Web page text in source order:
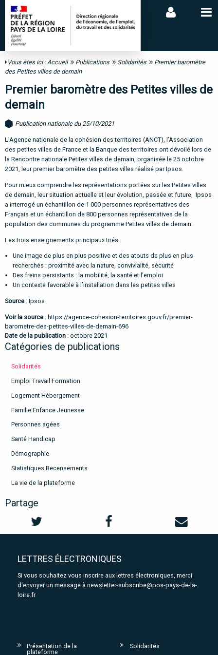
Vous êtes ici :Accueil Publications Solidarités
Premier baromètre
des Petites villes de demain
Premier baromètre des Petites villes de
demain
Publication nationale du 25/10/2021
L’Agence nationale de la cohésion des territoires (ANCT), l’Association
des petites villes de France et la Banque des territoires ont dévoilé lors de
la Rencontre nationale Petites villes de demain, organisée le 25 octobre
2021, leur premier baromètre des petites villes réalisé par Ipsos.
Pour mieux comprendre les représentations portées sur les Petites villes
de demain, leur situation actuelle et leur évolution, passée et future, Ipsos
a interrogé un échantillon de 1 000 personnes représentatives des
Français et un échantillon de 800 personnes représentatives de la
population des communes du programme Petites villes de demain.
Les trois enseignements principaux tirés :
Une image de plus en plus positive et des atouts de plus en plus
recherchés : proximité avec la nature, convivialité, sécurité
Des freins persistants : la mobilité, la santé et l’emploi
Un contexte favorable à l’installation dans les petites villes
Source : Ipsos
Voir la source : https://agence-cohesion-territoires.gouv.fr/premier-
barometre-des-petites-villes-de-demain-696
Date de la publication : octobre 2021
Catégories de publications
Solidarités
Emploi Travail Formation
Logement Hébergement
Famille Enfance Jeunesse
Personnes agées
Santé Handicap
Démographie
Statistiques Recensements
La vie de la plateforme
Partage
LETTRES ÉLECTRONIQUES
Si vous souhaitez vous inscrire aux lettres électroniques, merci
d'envoyer un message à newsletter-subscribe@pos-pays-de-la-
loire.fr
Présentation de la
plateforme
Solidarités